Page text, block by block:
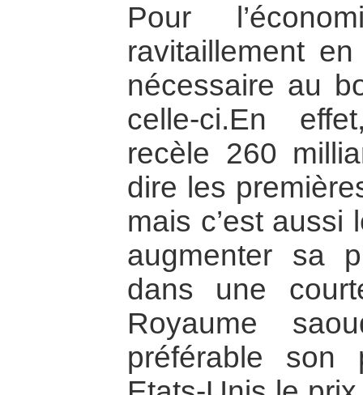
Pour
ravitaillement
nécessaire au
celle-ci.En
recèle 260
dire les
mais c’est
augmenter sa
dans une
Royaume
préférable